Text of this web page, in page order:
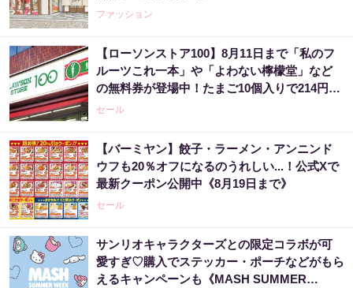
ファッション
【ローソンストア100】8月11日まで「私のフ
ルーツこれ一本」や「よわない檸檬堂」など
の無料券が登場中！たまご10個入りで214円な
どのお得企画も見逃せない。
セール
【バーミヤン】餃子・ラーメン・アンニンド
ウフも20％オフになるのうれしい...！公式Xで
最新クーポン公開中《8月19日まで》
セール
サンリオキャラクターズとの限定コラボが可
愛すぎ♡購入でステッカー・ポーチなどがもら
えるキャンペーンも《MASH SUMMER